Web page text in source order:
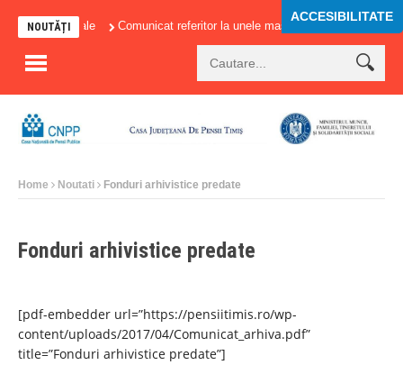
NOUTĂȚIsociale Comunicat referitor la unele masuri adoptate in
Home Noutati Fonduri arhivistice predate
Fonduri arhivistice predate
[pdf-embedder url=”https://pensiitimis.ro/wp-
content/uploads/2017/04/Comunicat_arhiva.pdf”
title=”Fonduri arhivistice predate”]
ACCESIBILITATE